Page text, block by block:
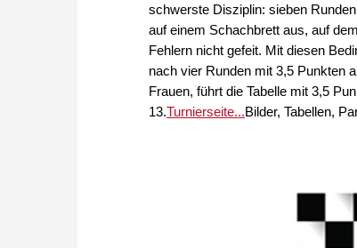
schwerste Disziplin: sieben
auf einem Schachbrett aus, auf
Fehlern nicht gefeit. Mit diesen
nach vier Runden mit 3,5 Punkten
Frauen, führt die Tabelle mit 3,5
13.Turnierseite...Bilder, Tabellen,